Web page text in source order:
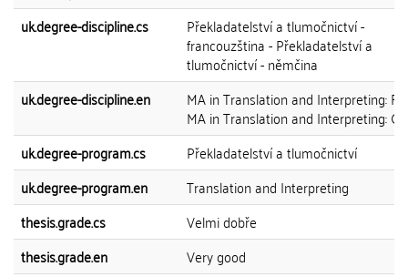
uk.degree-discipline.cs
Překladatelství a tlumočnictví -
francouzština - Překladatelství a
tlumočnictví - němčina
uk.degree-discipline.en
MA in Translation and Interpreting:
MA in Translation and Interpreting:
uk.degree-program.cs
Překladatelství a tlumočnictví
uk.degree-program.en
Translation and Interpreting
thesis.grade.cs
Velmi dobře
thesis.grade.en
Very good